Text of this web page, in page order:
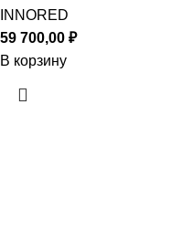
INNORED
59 700,00 ₽
В корзину